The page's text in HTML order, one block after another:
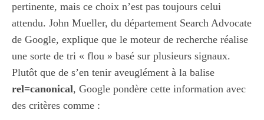
pertinente, mais ce choix n’est pas toujours celui
attendu. John Mueller, du département Search Advocate
de Google, explique que le moteur de recherche réalise
une sorte de tri « flou » basé sur plusieurs signaux.
Plutôt que de s’en tenir aveuglément à la balise
rel=canonical, Google pondère cette information avec
des critères comme :